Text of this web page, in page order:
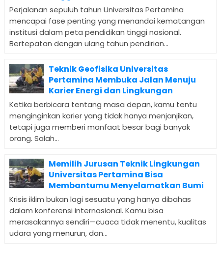
Perjalanan sepuluh tahun Universitas Pertamina
mencapai fase penting yang menandai kematangan
institusi dalam peta pendidikan tinggi nasional.
Bertepatan dengan ulang tahun pendirian...
Teknik Geofisika Universitas
Pertamina Membuka Jalan Menuju
Karier Energi dan Lingkungan
Ketika berbicara tentang masa depan, kamu tentu
menginginkan karier yang tidak hanya menjanjikan,
tetapi juga memberi manfaat besar bagi banyak
orang. Salah...
Memilih Jurusan Teknik Lingkungan
Universitas Pertamina Bisa
Membantumu Menyelamatkan Bumi
Krisis iklim bukan lagi sesuatu yang hanya dibahas
dalam konferensi internasional. Kamu bisa
merasakannya sendiri—cuaca tidak menentu, kualitas
udara yang menurun, dan...